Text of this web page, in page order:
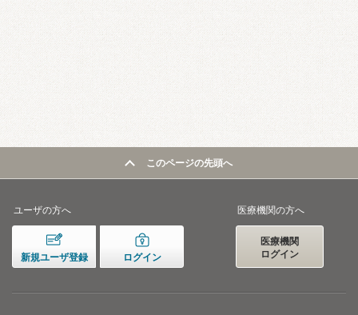
このページの先頭へ
ユーザの方へ
新規ユーザ登録 ログイン
医療機関の方へ
医療機関
ログイン